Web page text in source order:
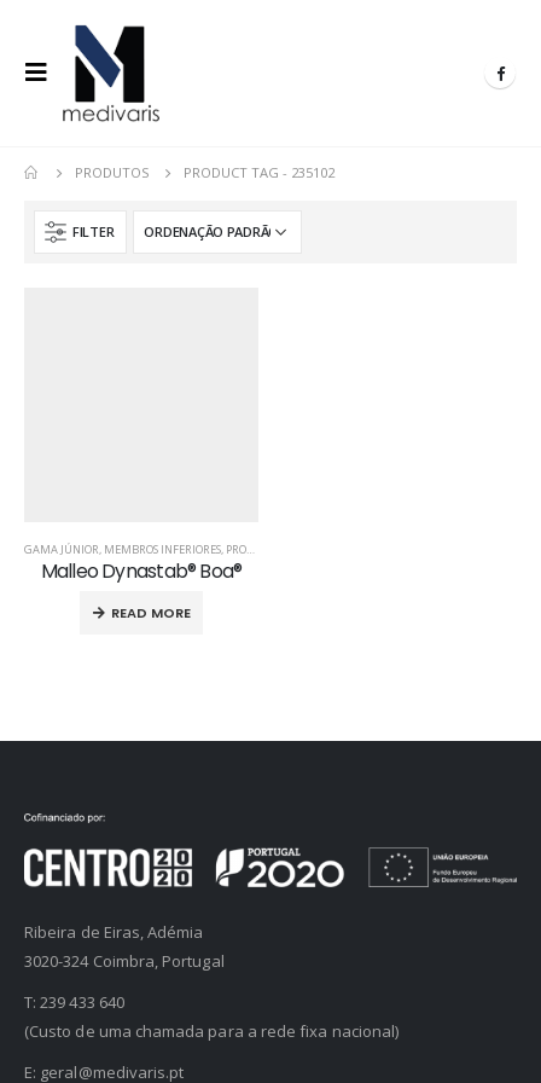
PRODUTOS PRODUCT TAG - 235102
FILTER
GAMA JÚNIOR, MEMBROS INFERIORES, PRODUTOS ORTOPÉDICOS
Malleo Dynastab® Boa®
READ MORE
Ribeira de Eiras, Adémia
3020-324 Coimbra, Portugal
T:239 433 640
(Custo de uma chamada para a rede fixa nacional)
E: geral@medivaris.pt